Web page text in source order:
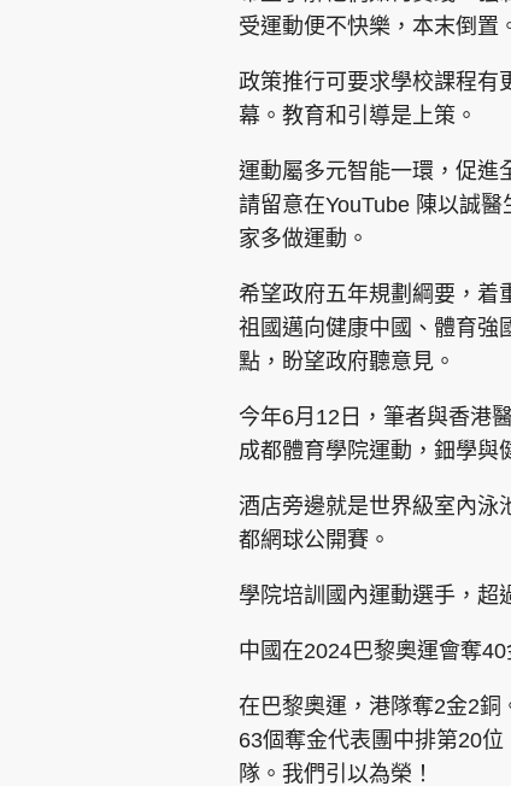
集團旗下品牌
東周刊 cazbuyer 東
Oh!爸媽 JobMarket 頭條
關於我們 聯絡我們 隱私政策聲明 使
受運動便不快樂，本末倒置
政策推行可要求學校課程有
幕。教育和引導是上策。
運動屬多元智能一環，促進
請留意在YouTube 陳以誠
家多做運動。
希望政府五年規劃綱要，着
祖國邁向健康中國、體育強
點，盼望政府聽意見。
今年6月12日，筆者與香港
成都體育學院運動，鈿學與
酒店旁邊就是世界級室內泳
都網球公開賽。
學院培訓國內運動選手，超
中國在2024巴黎奧運會奪
在巴黎奧運，港隊奪2金2
63個奪金代表團中排第20
隊。我們引以為榮！